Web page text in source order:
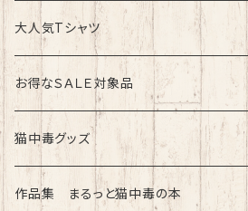
綿100%ノーマルタイプ
大人気Tシャツ
お得なＳＡＬＥ対象品
猫中毒グッズ
ラバーバンド（ブレスレット・リストバンド）
作品集 まるっと猫中毒の本